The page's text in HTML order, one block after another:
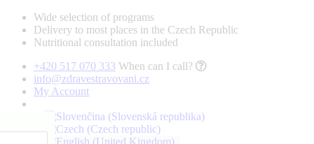
Wide selection of programs
Delivery to most places in the Czech Republic
Nutritional consultation included
+420 517 070 333 When can I call?
info@zdravestravovani.cz
My Account